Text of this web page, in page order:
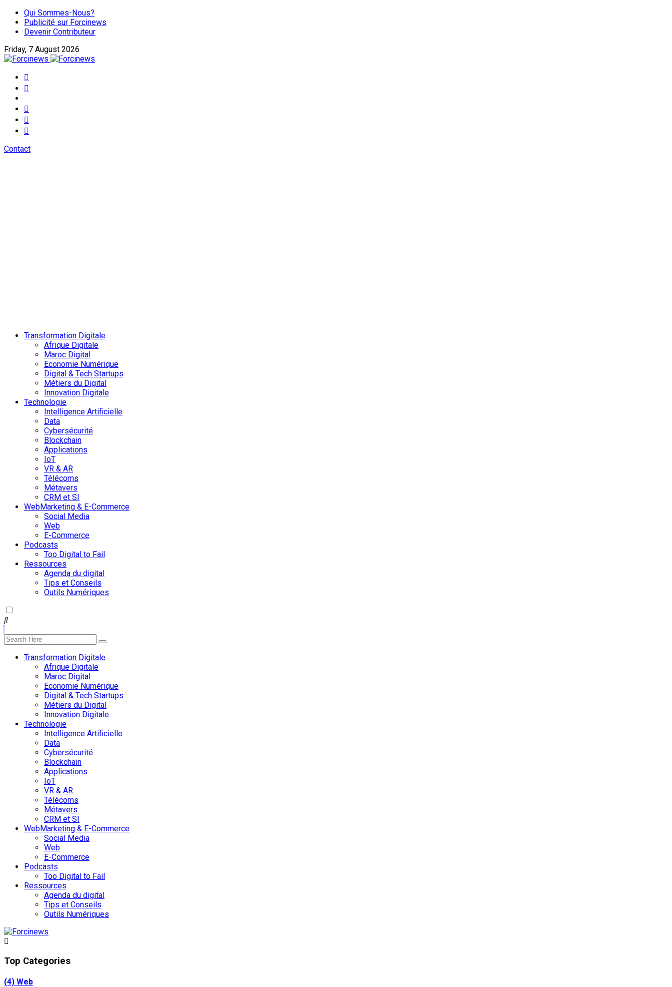
Qui Sommes-Nous?
Publicité sur Forcinews
Devenir Contributeur
Friday, 7 August 2026
Contact
Transformation Digitale
Afrique Digitale
Maroc Digital
Economie Numérique
Digital & Tech Startups
Métiers du Digital
Innovation Digitale
Technologie
Intelligence Artificielle
Data
Cybersécurité
Blockchain
Applications
IoT
VR & AR
Télécoms
Métavers
CRM et SI
WebMarketing & E-Commerce
Social Media
Web
E-Commerce
Podcasts
Too Digital to Fail
Ressources
Agenda du digital
Tips et Conseils
Outils Numériques
Transformation Digitale
Afrique Digitale
Maroc Digital
Economie Numérique
Digital & Tech Startups
Métiers du Digital
Innovation Digitale
Technologie
Intelligence Artificielle
Data
Cybersécurité
Blockchain
Applications
IoT
VR & AR
Télécoms
Métavers
CRM et SI
WebMarketing & E-Commerce
Social Media
Web
E-Commerce
Podcasts
Too Digital to Fail
Ressources
Agenda du digital
Tips et Conseils
Outils Numériques
Top Categories
(4) Web